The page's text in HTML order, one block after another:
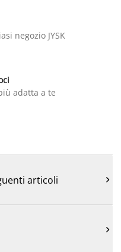
negozio JYSK
adatta a te
articoli 
